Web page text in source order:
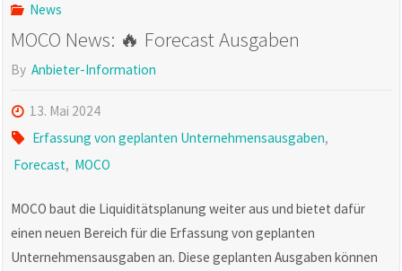
News
MOCO News: 🔥 Forecast Ausgaben
By Anbieter-Information
13. Mai 2024
Erfassung von geplanten Unternehmensausgaben,
Forecast, MOCO
MOCO baut die Liquiditätsplanung weiter aus und bietet dafür
einen neuen Bereich für die Erfassung von geplanten
Unternehmensausgaben an. Diese geplanten Ausgaben können